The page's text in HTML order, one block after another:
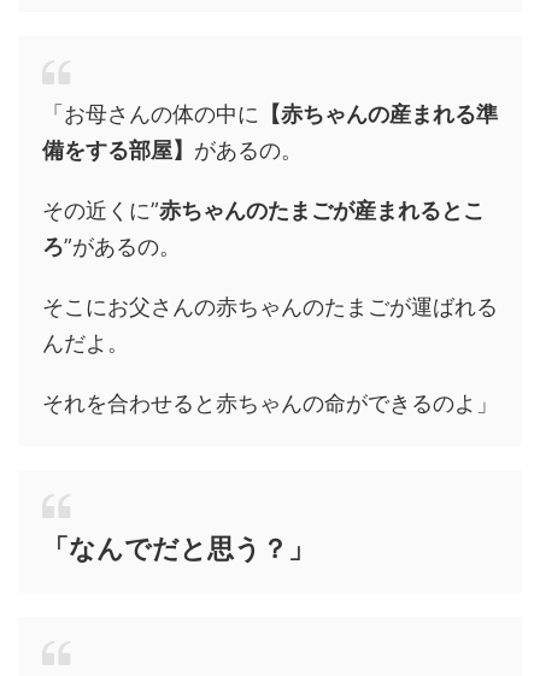
「お母さんの体の中に 【赤ちゃんの産まれる準
備をする部屋】 があるの。
その近くに”赤ちゃんのたまごが産まれるとこ
ろ”があるの。
そこにお父さんの赤ちゃんのたまごが運ばれる
んだよ。
それを合わせると赤ちゃんの命ができるのよ」
「なんでだと思う？」